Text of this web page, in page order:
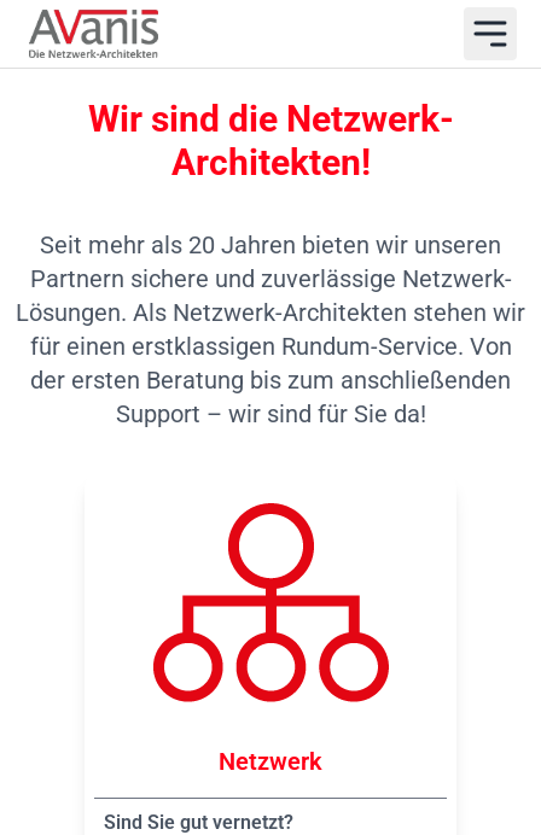
Wir sind die Netzwerk-
Architekten!
Seit mehr als 20 Jahren bieten wir unseren
Partnern sichere und zuverlässige Netzwerk-
Lösungen. Als Netzwerk-Architekten stehen wir
für einen erstklassigen Rundum-Service. Von
der ersten Beratung bis zum anschließenden
Support – wir sind für Sie da!
Netzwerk
Sind Sie gut vernetzt?